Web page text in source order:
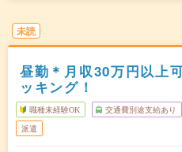
未読
昼勤＊月収30万円以上
ッキング！
職種未経験OK 交通費別途支給あり
派遣